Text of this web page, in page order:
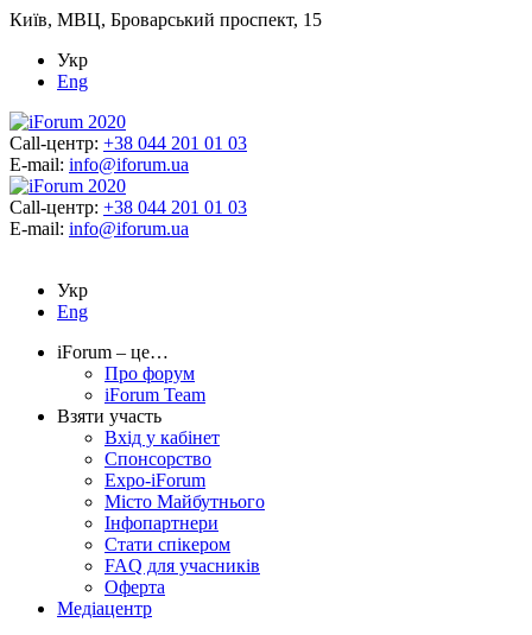
Київ, МВЦ, Броварський проспект, 15
Укр
Eng
Call-центр: +38 044 201 01 03
E-mail: info@iforum.ua
Call-центр: +38 044 201 01 03
E-mail: info@iforum.ua
Укр
Eng
iForum – це…
Про форум
iForum Team
Взяти участь
Вхід у кабінет
Спонсорство
Expo-iForum
Місто Майбутнього
Інфопартнери
Стати спікером
FAQ для учасників
Оферта
Медіацентр